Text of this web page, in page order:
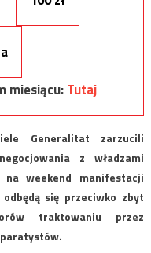
miesiącu:Tutaj
Generalitat zarzucili
z władzami
weekend manifestacji
się przeciwko zbyt
traktowaniu przez